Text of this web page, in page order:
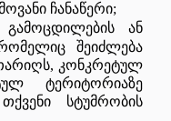
ჩანაწერი;
ან
შეიძლება
კონკრეტულ
ტერიტორიაზე
სტუმრობის